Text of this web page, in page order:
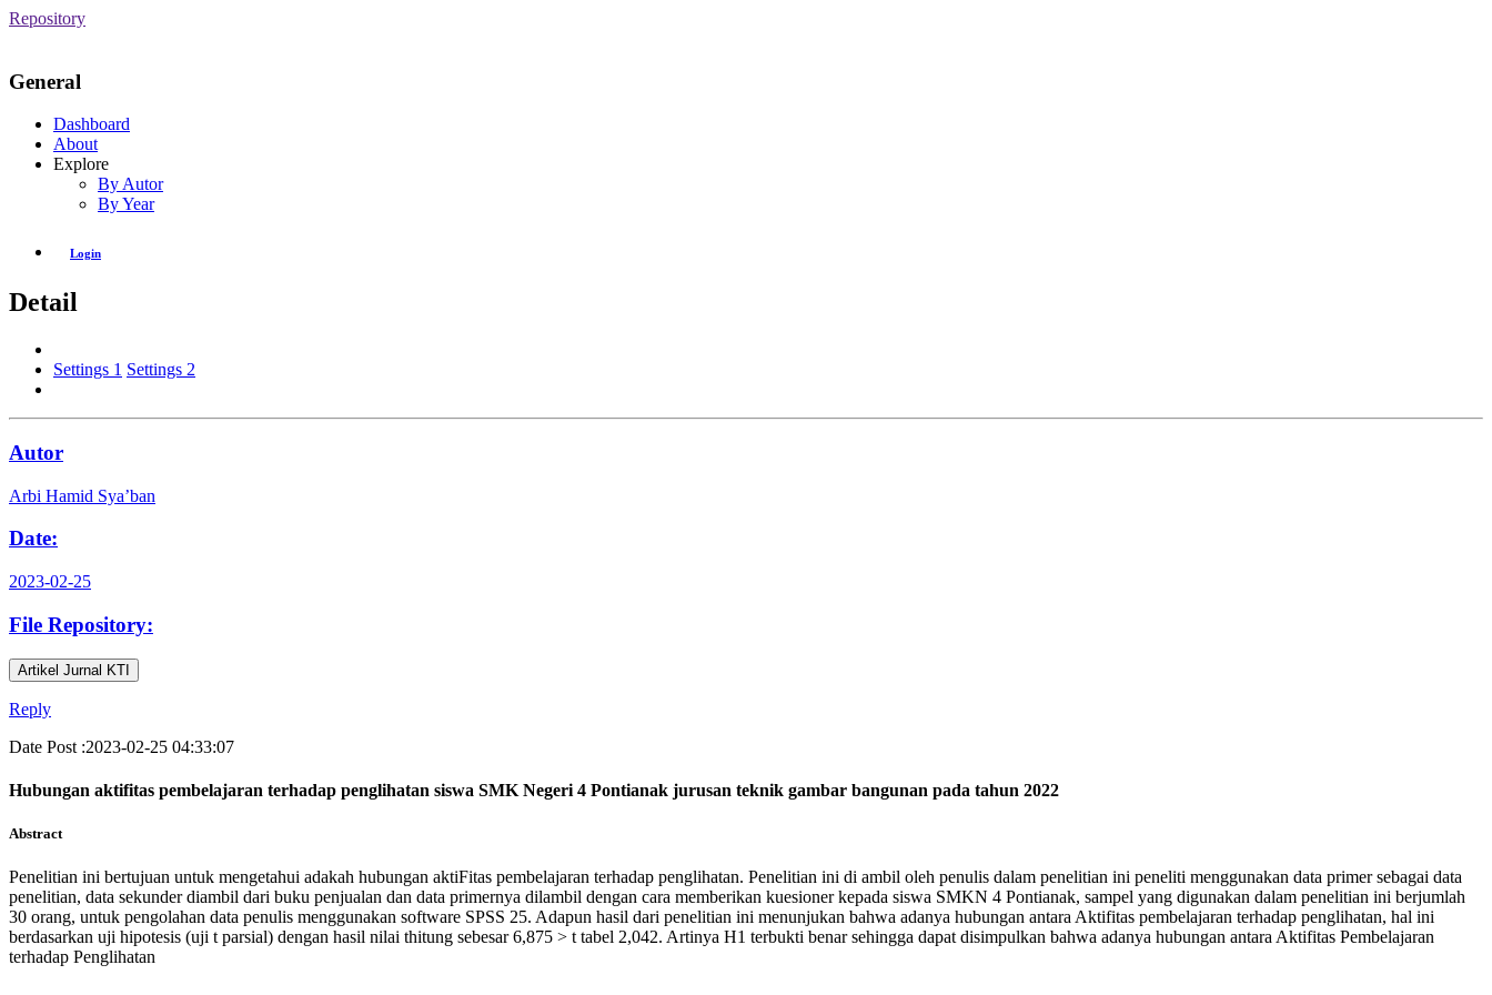
Repository
General
Dashboard
About
Explore
By Autor
By Year
Login
Detail
Settings 1 Settings 2
Autor
Arbi Hamid Sya’ban
Date:
2023-02-25
File Repository:
Artikel Jurnal KTI
Reply
Date Post :2023-02-25 04:33:07
Hubungan aktifitas pembelajaran terhadap penglihatan siswa SMK Negeri 4 Pontianak jurusan teknik gambar bangunan pada tahun 2022
Abstract
Penelitian ini bertujuan untuk mengetahui adakah hubungan aktiFitas pembelajaran terhadap penglihatan. Penelitian ini di ambil oleh penulis dalam penelitian ini peneliti menggunakan data primer sebagai data
penelitian, data sekunder diambil dari buku penjualan dan data primernya dilambil dengan cara memberikan kuesioner kepada siswa SMKN 4 Pontianak, sampel yang digunakan dalam penelitian ini berjumlah
30 orang, untuk pengolahan data penulis menggunakan software SPSS 25. Adapun hasil dari penelitian ini menunjukan bahwa adanya hubungan antara Aktifitas pembelajaran terhadap penglihatan, hal ini
berdasarkan uji hipotesis (uji t parsial) dengan hasil nilai thitung sebesar 6,875 > t tabel 2,042. Artinya H1 terbukti benar sehingga dapat disimpulkan bahwa adanya hubungan antara Aktifitas Pembelajaran
terhadap Penglihatan